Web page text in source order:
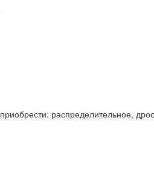
распределительное,